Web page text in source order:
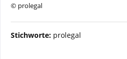
© prolegal
Stichworte: prolegal